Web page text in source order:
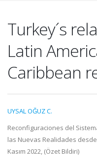
Turkey´s
Latin
Caribbean
UYSAL OĞUZ C.
Reconfiguraciones del
las Nuevas Realidades
Kasım 2022, (Özet Bildiri)